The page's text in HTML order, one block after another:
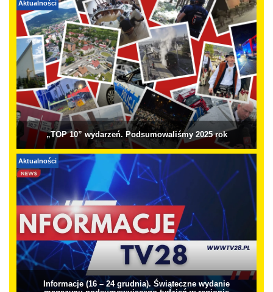
Aktualności
„TOP 10” wydarzeń. Podsumowaliśmy 2025 rok
Aktualności
Informacje (16 – 24 grudnia). Świąteczne wydanie